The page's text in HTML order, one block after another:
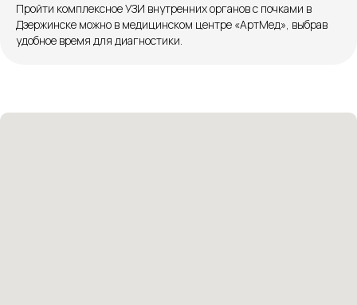
Пройти комплексное УЗИ внутренних органов с почками в
Дзержинске можно в медицинском центре «АртМед», выбрав
удобное время для диагностики.
Соглашение сookie
Розыгрыши и актуальные новости
Подписывайся